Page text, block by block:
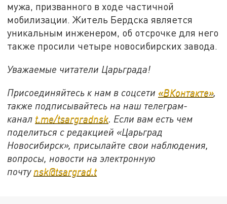
мужа, призванного в ходе частичной
мобилизации. Житель Бердска является
уникальным инженером, об отсрочке для него
также просили четыре новосибирских завода.
Уважаемые читатели Царьграда!
Присоединяйтесь к нам в соцсети «ВКонтакте»,
также подписывайтесь на наш телеграм-
канал t.me/tsargradnsk . Если вам есть чем
поделиться с редакцией «Царьград
Новосибирск», присылайте свои наблюдения,
вопросы, новости на электронную
почту nsk@tsargrad.t